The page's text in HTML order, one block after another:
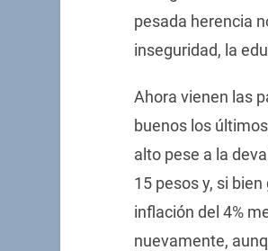
pesada herencia
inseguridad, la
Ahora vienen las
buenos los
alto pese a la
15 pesos y, si
inflación del 4%
nuevamente,